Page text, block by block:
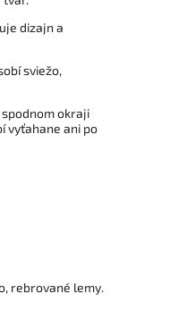
dizajn a
sviežo,
okraji
vyťahane ani po
rebrované lemy.